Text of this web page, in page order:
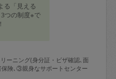
る「見える
つの制度※で
ーニング(身分証・ビザ確認､面
険､③親身なサポートセンター